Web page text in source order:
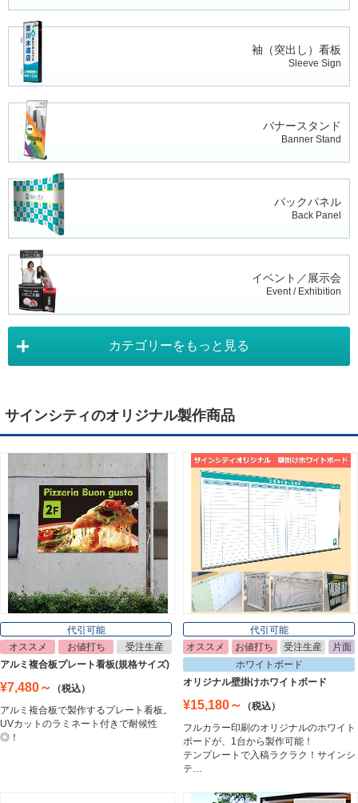
袖（突出し）看板
Sleeve Sign
バナースタンド
Banner Stand
バックパネル
Back Panel
イベント／展示会
Event / Exhibition
Tapestry
ライトパネル
Light Panel
ポスターフレーム
Poster Frame
イーゼル
Easel
ホワイトボード
White Board
カテゴリーをもっと見る
サインシティのオリジナル製作商品
代引可能
オススメ
お値打ち
受注生産
アルミ複合板プレート看板(規格サイズ)
¥7,480～
（税込）
アルミ複合板で製作するプレート看板。
UVカットのラミネート付きで耐候性
◎！
代引可能
オススメ
お値打ち 受注生産
片面
ホワイトボード
オリジナル壁掛けホワイトボード
¥15,180～
（税込）
フルカラー印刷のオリジナルのホワイト
ボードが、1台から製作可能！
テンプレートで入稿ラクラク！サインシ
テ…